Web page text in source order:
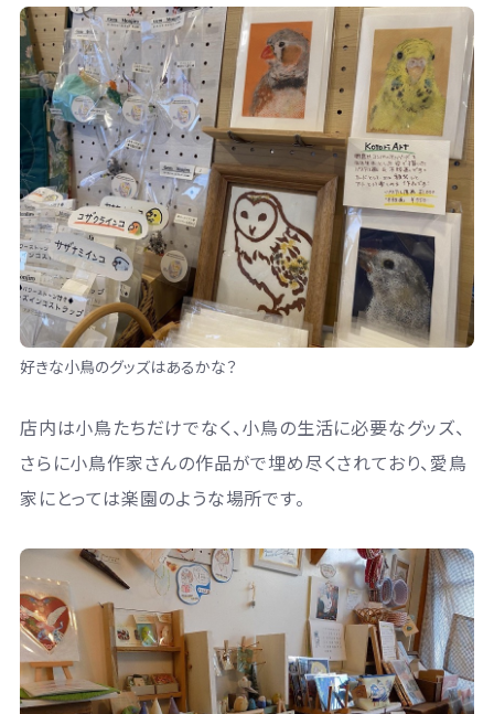
好きな小鳥のグッズはあるかな？
店内は小鳥たちだけでなく、小鳥の生活に必要なグッズ、
さらに小鳥作家さんの作品がで埋め尽くされており、愛鳥
家にとっては楽園のような場所です。